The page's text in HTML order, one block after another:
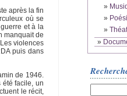
après la fin
où se
et à la
manquait de
violences
puis dans
de 1946.
été facile, un
le récit,
»
»
»
»